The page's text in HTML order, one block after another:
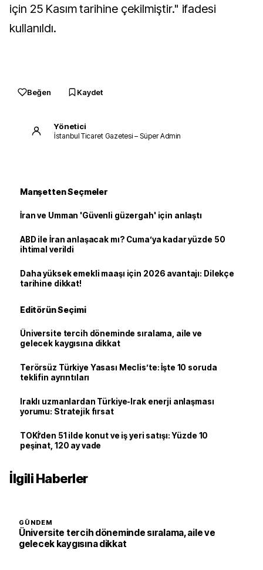
için 25 Kasım tarihine çekilmiştir." ifadesi
kullanıldı.
Beğen Kaydet
Yönetici
İstanbul Ticaret Gazetesi – Süper Admin
Manşetten Seçmeler
İran ve Umman 'Güvenli güzergah' için anlaştı
ABD ile İran anlaşacak mı? Cuma’ya kadar yüzde 50
ihtimal verildi
Daha yüksek emekli maaşı için 2026 avantajı: Dilekçe
tarihine dikkat!
Editörün Seçimi
Üniversite tercih döneminde sıralama, aile ve
gelecek kaygısına dikkat
Terörsüz Türkiye Yasası Meclis’te: İşte 10 soruda
teklifin ayrıntıları
Iraklı uzmanlardan Türkiye-Irak enerji anlaşması
yorumu: Stratejik fırsat
TOKİ’den 51 ilde konut ve iş yeri satışı: Yüzde 10
peşinat, 120 ay vade
İlgili Haberler
GÜNDEM
Üniversite tercih döneminde sıralama, aile ve
gelecek kaygısına dikkat